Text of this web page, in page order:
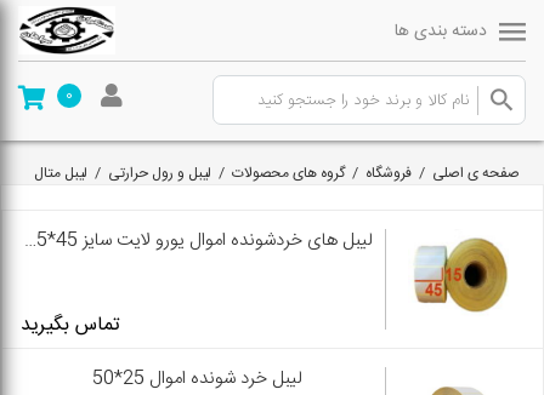
دسته بندی ها
0
صفحه ی اصلی / فروشگاه /گروه های محصولات / لیبل و رول حرارتی / لیبل متال
لیبل های خردشونده اموال یورو لایت سایز 45*15 رول 1000 عددی
تماس بگیرید
لیبل خرد شونده اموال 25*50